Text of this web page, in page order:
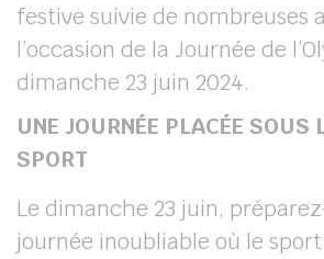
festive suivie de nombreuses
l’occasion de la Journée de
dimanche 23 juin 2024.
UNE JOURNÉE PLACÉE SOUS
SPORT
Le dimanche 23 juin,
journée inoubliable où le